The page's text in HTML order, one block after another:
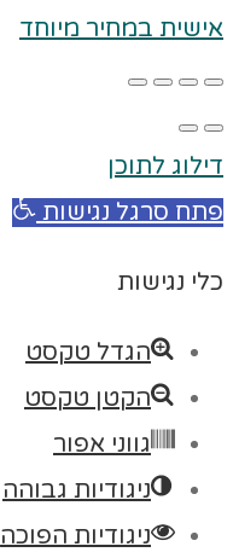
אישית במחיר מיוחד
דילוג לתוכן
פתח סרגל נגישות
כלי נגישות
הגדל טקסט
הקטן טקסט
גווני אפור
ניגודיות גבוהה
ניגודיות הפוכה